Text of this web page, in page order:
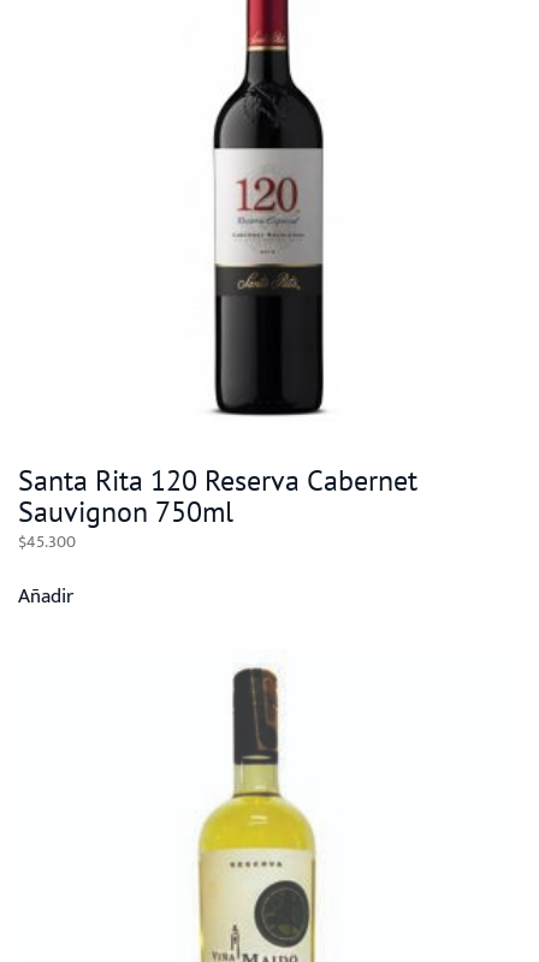
Santa Rita 120 Reserva Cabernet
Sauvignon 750ml
$45.300
Añadir